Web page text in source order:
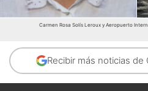
Carmen Rosa Solís Leroux y Aeropuerto
Recibir más noticias